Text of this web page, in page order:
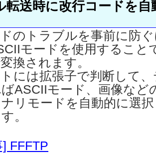
転送時に改行コードを自
のトラブルを事前に防
モードを使用すること
換されます。
には拡張子で判断して
ASCIIモード、画像など
リモードを自動的に選
。
FFFTP